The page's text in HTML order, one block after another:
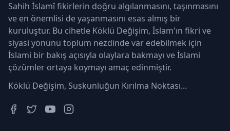
Sahih İslamî fikirlerin doğru algılanmasını, taşınmasını
ve en önemlisi de yaşanmasını esas almış bir
kuruluştur. Bu cihetle Köklü Değişim, İslam'ın fikri ve
siyasi yönünü toplum nezdinde var edebilmek için
İslami bir bakış açısıyla olaylara bakmayı ve İslami
çözümler ortaya koymayı amaç edinmiştir.
Köklü Değişim, Suskunluğun Kırılma Noktası...